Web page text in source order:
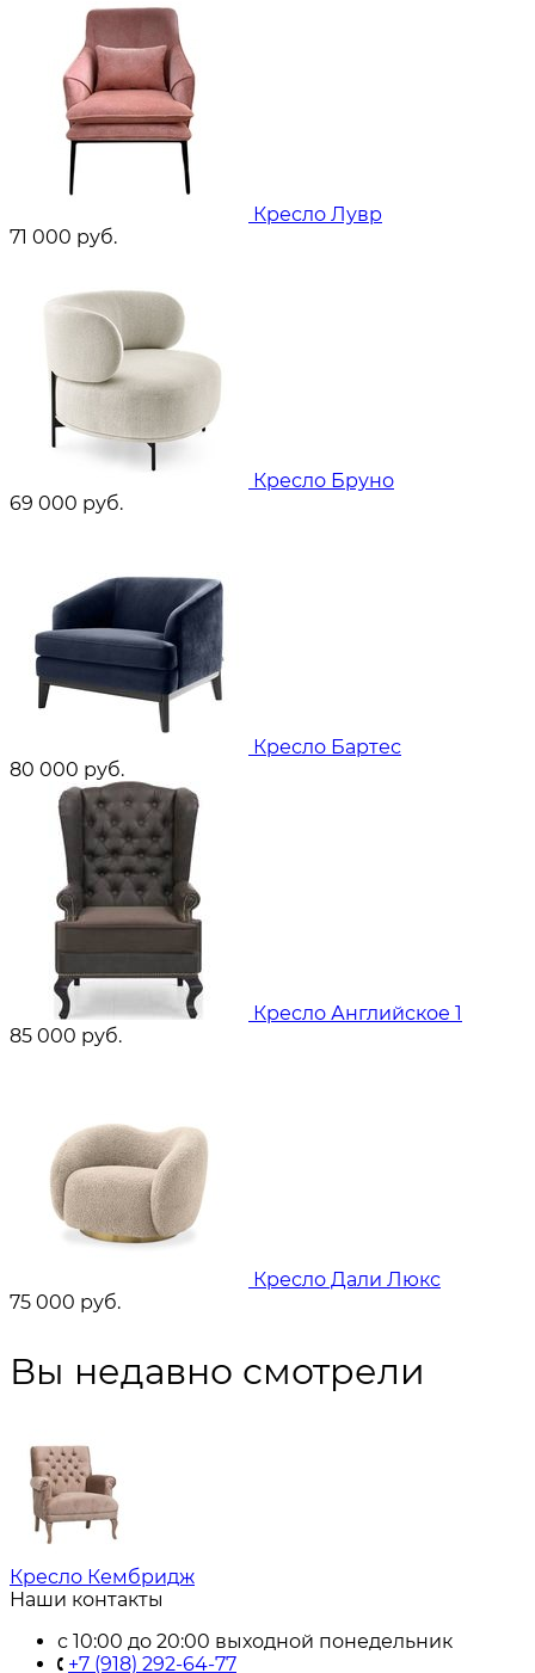
Кресло Лувр
71 000 руб.
Кресло Бруно
69 000 руб.
Кресло Бартес
80 000 руб.
Кресло Английское 1
85 000 руб.
Кресло Дали Люкс
75 000 руб.
Вы недавно смотрели
Кресло Кембридж
Наши контакты
с 10:00 до 20:00 выходной понедельник
+7 (918) 292-64-77